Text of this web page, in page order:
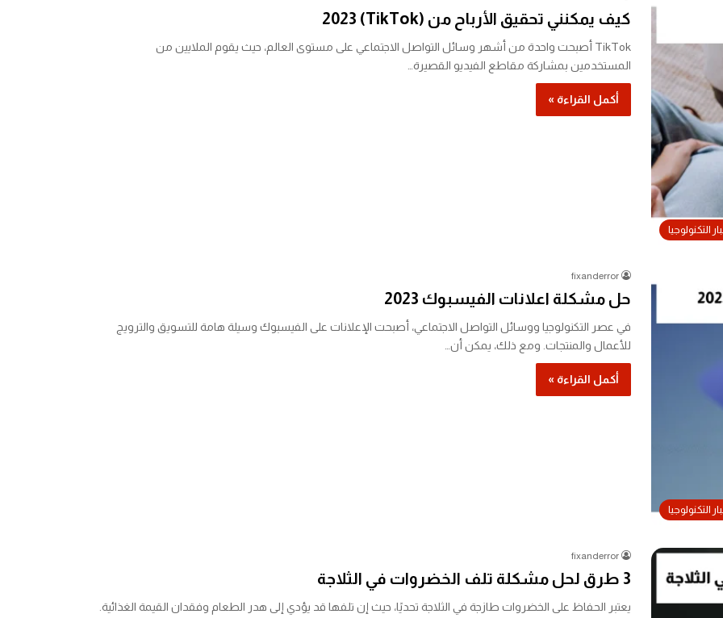
التكنولوجيا
كيف يمكنني تحقيق الأرباح من (TikTok) 2023
TikTok أصبحت واحدة من أشهر وسائل التواصل الاجتماعي على مستوى العالم، حيث يقوم الملايين من
المستخدمين بمشاركة مقاطع الفيديو القصيرة…
أكمل القراءة »
التكنولوجيا
fixanderror
حل مشكلة اعلانات الفيسبوك 2023
في عصر التكنولوجيا ووسائل التواصل الاجتماعي، أصبحت الإعلانات على الفيسبوك وسيلة هامة للتسويق والترويج
للأعمال والمنتجات. ومع ذلك، يمكن أن…
أكمل القراءة »
fixanderror
3 طرق لحل مشكلة تلف الخضروات في الثلاجة
يعتبر الحفاظ على الخضروات طازجة في الثلاجة تحديًا، حيث إن تلفها قد يؤدي إلى هدر الطعام وفقدان القيمة الغذائية.